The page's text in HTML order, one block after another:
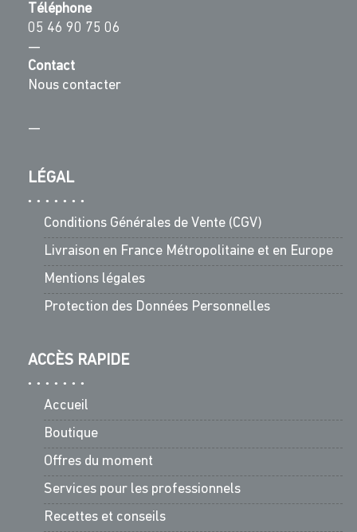
Téléphone
05 46 90 75 06
—
Contact
Nous contacter
—
LÉGAL
Conditions Générales de Vente (CGV)
Livraison en France Métropolitaine et en Europe
Mentions légales
Protection des Données Personnelles
ACCÈS RAPIDE
Accueil
Boutique
Offres du moment
Services pour les professionnels
Recettes et conseils